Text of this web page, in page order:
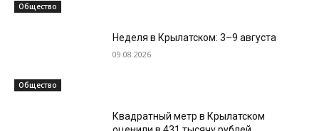
Общество
Общество
Неделя в Крылатском: 3–9 августа
09.08.2026
Квадратный метр в Крылатском